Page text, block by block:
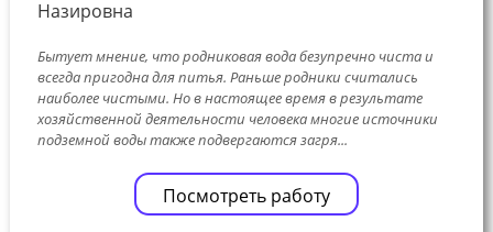
Назировна
Бытует мнение, что родниковая вода безупречно чиста и
всегда пригодна для питья. Раньше родники считались
наиболее чистыми. Но в настоящее время в результате
хозяйственной деятельности человека многие источники
подземной воды также подвергаются загря...
Посмотреть работу